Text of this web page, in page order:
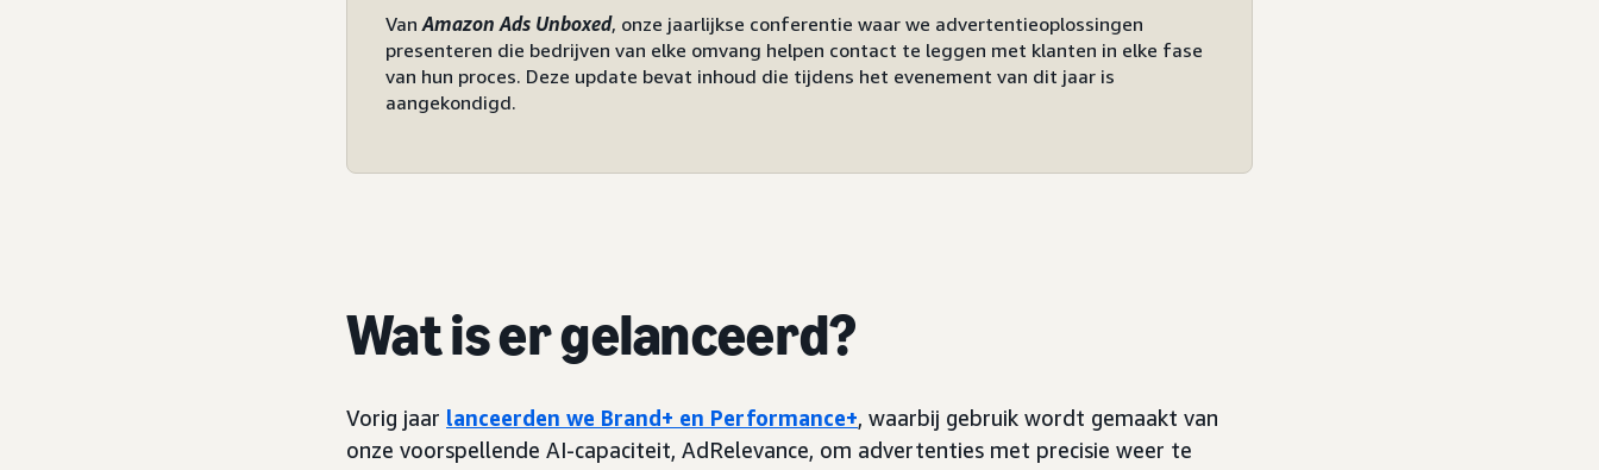
VanAmazon Ads Unboxed, onze jaarlijkse conferentie waar we advertentieoplossingen
presenteren die bedrijven van elke omvang helpen contact te leggen met klanten in elke fase
van hun proces. Deze update bevat inhoud die tijdens het evenement van dit jaar is
aangekondigd.
Wat is er gelanceerd?
Vorig jaar lanceerden we Brand+ en Performance+, waarbij gebruik wordt gemaakt van
onze voorspellende AI-capaciteit, AdRelevance, om advertenties met precisie weer te